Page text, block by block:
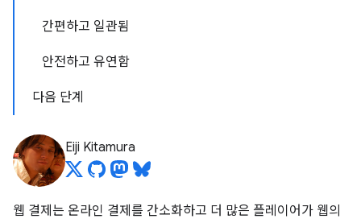
간편하고 일관됨
안전하고 유연함
다음 단계
Eiji Kitamura
웹 결제는 온라인 결제를 간소화하고 더 많은 플레이어가 웹의